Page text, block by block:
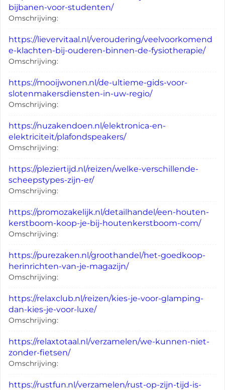
bijbanen-voor-studenten/
Omschrijving:
https://lievervitaal.nl/veroudering/veelvoorkomend
e-klachten-bij-ouderen-binnen-de-fysiotherapie/
Omschrijving:
https://mooijwonen.nl/de-ultieme-gids-voor-
slotenmakersdiensten-in-uw-regio/
Omschrijving:
https://nuzakendoen.nl/elektronica-en-
elektriciteit/plafondspeakers/
Omschrijving:
https://pleziertijd.nl/reizen/welke-verschillende-
scheepstypes-zijn-er/
Omschrijving:
https://promozakelijk.nl/detailhandel/een-houten-
kerstboom-koop-je-bij-houtenkerstboom-com/
Omschrijving:
https://purezaken.nl/groothandel/het-goedkoop-
herinrichten-van-je-magazijn/
Omschrijving:
https://relaxclub.nl/reizen/kies-je-voor-glamping-
dan-kies-je-voor-luxe/
Omschrijving:
https://relaxtotaal.nl/verzamelen/we-kunnen-niet-
zonder-fietsen/
Omschrijving:
https://rustfun.nl/verzamelen/rust-op-zijn-tijd-is-